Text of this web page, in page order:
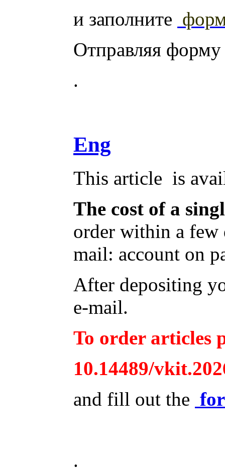
и заполните
Отправляя
.
Eng
This article is
The cost of a
order within a
mail: account on
After depositing
e-mail.
To order articles
10.14489/
and fill out the
.